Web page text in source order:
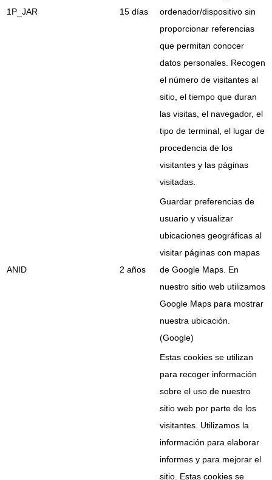
1P_JAR 15 días
ordenador/dispositivo sin
proporcionar referencias
que permitan conocer
datos personales. Recogen
el número de visitantes al
sitio, el tiempo que duran
las visitas, el navegador, el
tipo de terminal, el lugar de
procedencia de los
visitantes y las páginas
visitadas.
ANID 2 años
Guardar preferencias de
usuario y visualizar
ubicaciones geográficas al
visitar páginas con mapas
de Google Maps. En
nuestro sitio web utilizamos
Google Maps para mostrar
nuestra ubicación.
(Google)
Estas cookies se utilizan
para recoger información
sobre el uso de nuestro
sitio web por parte de los
visitantes. Utilizamos la
información para elaborar
informes y para mejorar el
sitio. Estas cookies se